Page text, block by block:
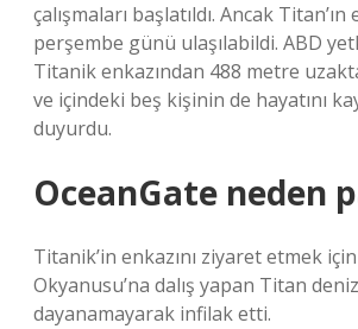
çalışmaları başlatıldı. Ancak
perşembe günü ulaşılabildi. ABD
Titanik enkazından 488 metre
ve içindeki beş kişinin de hayatını
duyurdu.
OceanGate neden
Titanik’in enkazını ziyaret etmek
Okyanusu’na dalış yapan Titan
dayanamayarak infilak etti.